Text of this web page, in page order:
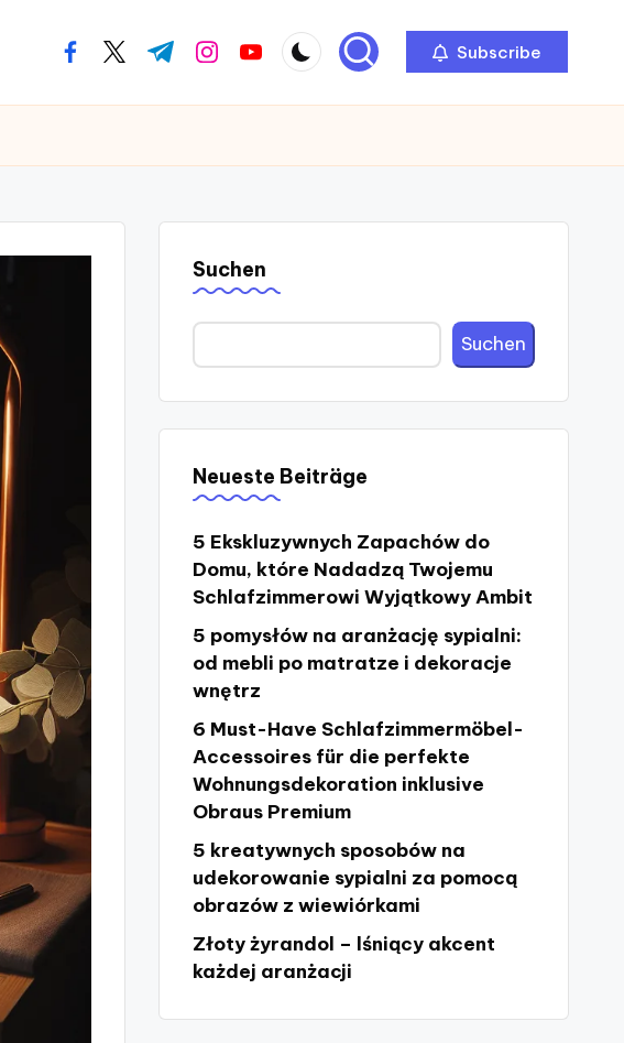
facebook.com
twitter.com
t.me instagram.com
youtube.com Subscribe
Suchen
Suchen
Neueste Beiträge
5 Ekskluzywnych Zapachów do
Domu, które Nadadzą Twojemu
Schlafzimmerowi Wyjątkowy Ambit
5 pomysłów na aranżację sypialni:
od mebli po matratze i dekoracje
wnętrz
6 Must-Have Schlafzimmermöbel-
Accessoires für die perfekte
Wohnungsdekoration inklusive
Obraus Premium
5 kreatywnych sposobów na
udekorowanie sypialni za pomocą
obrazów z wiewiórkami
Złoty żyrandol – lśniący akcent
każdej aranżacji